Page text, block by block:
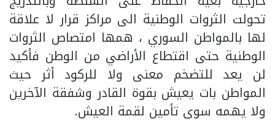
تحولت الثروات الوطنية الى مراكز قرار لا علاقة
لها بالمواطن السوري ، همها امتصاص الثروات
الوطنية حتى اقتطاع الأراضي من الوطن فأكيد
لن يعد للتضخم معنى ولا للركود أثر حيث
المواطن بات يعيش بقوة القادر وشفقة الآخرين
ولا يهمه سوى تأمين لقمة العيش.